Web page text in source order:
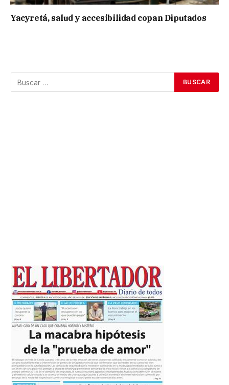
Yacyretá, salud y accesibilidad copan Diputados